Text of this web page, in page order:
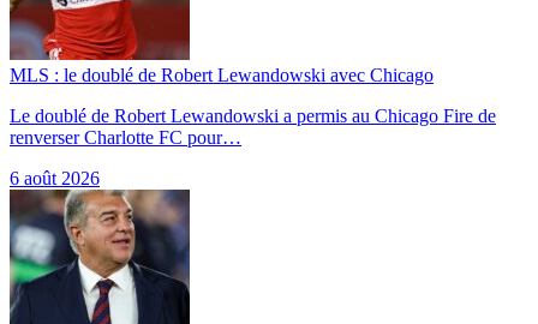
MLS : le doublé de Robert Lewandowski avec Chicago
Le doublé de Robert Lewandowski a permis au Chicago Fire de
renverser Charlotte FC pour…
6 août 2026